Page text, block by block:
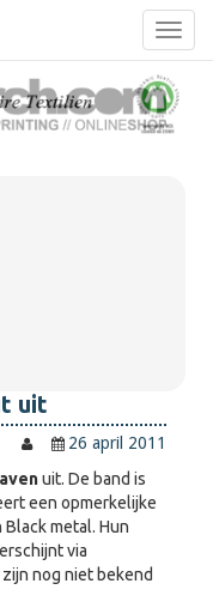
uit
26 april 2011
uit. De band is
een opmerkelijke
metal. Hun
via
nog niet bekend